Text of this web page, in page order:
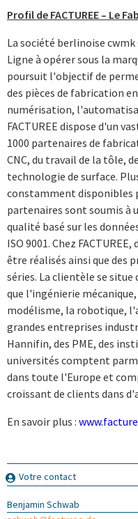
Profil de FACTUREE – Le
La société berlinoise
Ligne à opérer sous la
poursuit l'objectif de
des pièces de fabrication
numérisation,
FACTUREE dispose d'un
1000 partenaires de
CNC, du travail de la tôle,
technologie de surface.
constamment disponibles
partenaires sont soumis à
qualité basé sur les
ISO 9001. Chez
être réalisés ainsi que des
séries. La clientèle se situe
que l'ingénierie
modélisme, la robotique,
grandes entreprises
Hannifin, des PME, des
universités comptent
dans toute l'Europe et
croissant de clients dans
En savoir plus :
Votre contact
Benjamin Schwab